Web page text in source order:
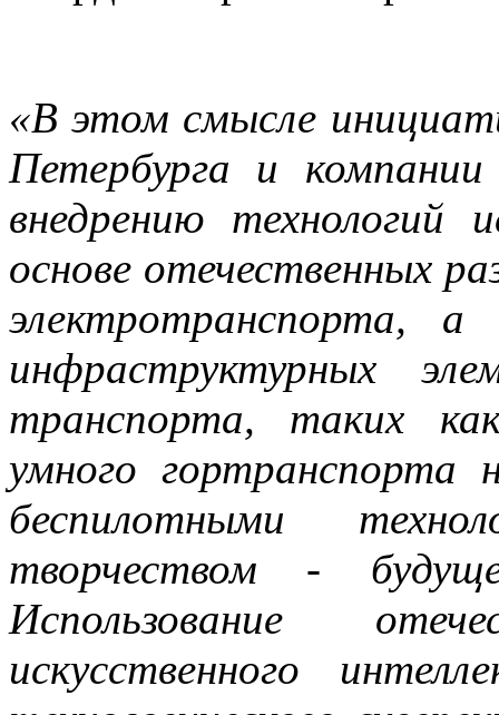
«В этом смысле
Петербурга и
внедрению технологий
основе отечественных
электротранспорта,
инфраструктурных
транспорта, таких
умного гортранспорта
беспилотными
творчеством -
Использование
искусственного